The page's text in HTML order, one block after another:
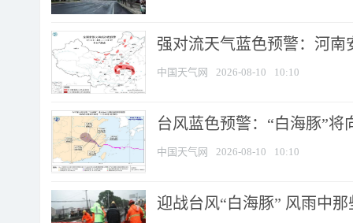
强对流天气蓝色预警：河南
中国天气网 2026-08-10 10:10
台风蓝色预警：“白海豚”
中国天气网 2026-08-10 10:10
迎战台风“白海豚” 风雨中